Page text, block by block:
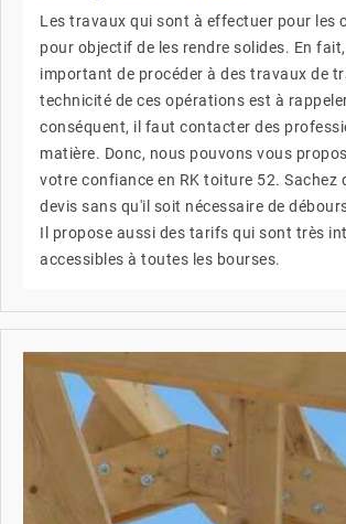
Les travaux qui sont à effectuer pour les
pour objectif de les rendre solides. En
important de procéder à des travaux de
technicité de ces opérations est à
conséquent, il faut contacter des
matière. Donc, nous pouvons vous
votre confiance en RK toiture 52. Sachez
devis sans qu'il soit nécessaire de
Il propose aussi des tarifs qui sont très
accessibles à toutes les bourses.